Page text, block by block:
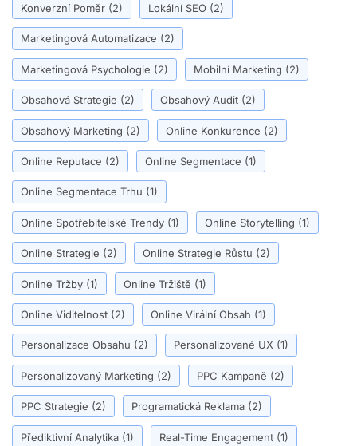
Konverzní Poměr (2) Lokální SEO (2)
Marketingová Automatizace (2)
Marketingová Psychologie (2) Mobilní Marketing (2)
Obsahová Strategie (2) Obsahový Audit (2)
Obsahový Marketing (2) Online Konkurence (2)
Online Reputace (2) Online Segmentace (1)
Online Segmentace Trhu (1)
Online Spotřebitelské Trendy (1) Online Storytelling (1)
Online Strategie (2) Online Strategie Růstu (2)
Online Tržby (1) Online Tržiště (1)
Online Viditelnost (2) Online Virální Obsah (1)
Personalizace Obsahu (2) Personalizované UX (1)
Personalizovaný Marketing (2) PPC Kampaně (2)
PPC Strategie (2) Programatická Reklama (2)
Přediktivní Analytika (1) Real-Time Engagement (1)